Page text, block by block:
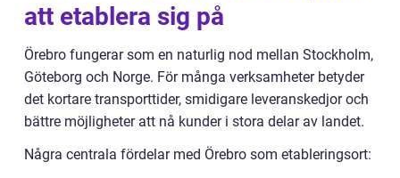
att etablera sig på
Örebro fungerar som en naturlig nod mellan Stockholm,
Göteborg och Norge. För många verksamheter betyder
det kortare transporttider, smidigare leveranskedjor och
bättre möjligheter att nå kunder i stora delar av landet.
Några centrala fördelar med Örebro som etableringsort: